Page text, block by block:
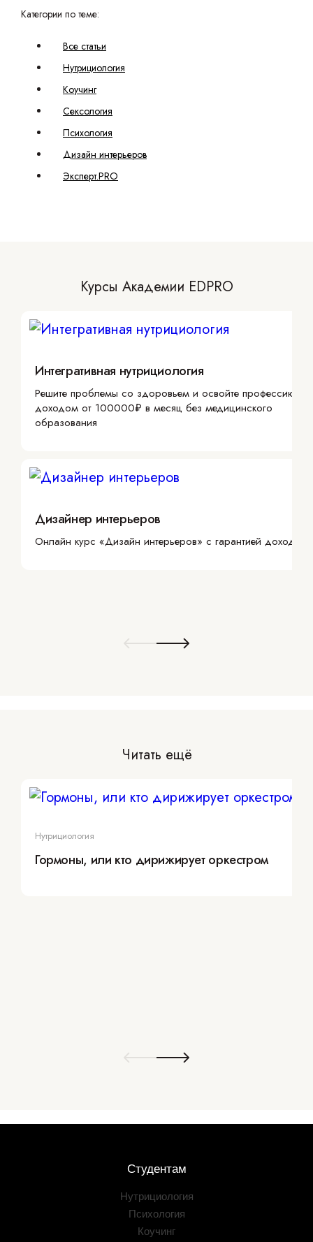
Категории по теме:
Все статьи
Нутрициология
Коучинг
Сексология
Психология
Дизайн интерьеров
Эксперт.PRO
Курсы Академии EDPRO
Интегративная нутрициология
Решите проблемы со здоровьем и освойте профессию с
доходом от 100000₽ в месяц без медицинского
образования
Дизайнер интерьеров
Онлайн курс «Дизайн интерьеров» с гарантией дохода
Читать ещё
Нутрициология
Гормоны, или кто дирижирует оркестром
Студентам
Нутрициология
Психология
Коучинг